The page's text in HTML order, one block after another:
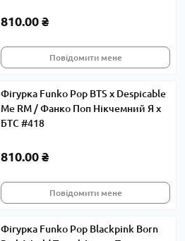
810.00 ₴
Повідомити мене
Фігурка Funko Pop BTS x Despicable
Me RM / Фанко Поп Нікчемний Я x
БТС #418
810.00 ₴
Повідомити мене
Фігурка Funko Pop Blackpink Born